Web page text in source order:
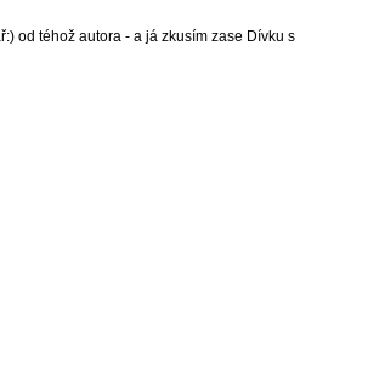
od téhož autora - a já zkusím zase Dívku s